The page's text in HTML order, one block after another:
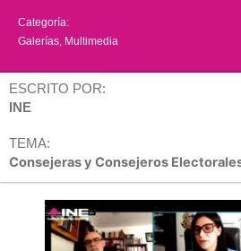
Categoría:
Galerías Multimedia
ESCRITO POR:
INE
TEMA:
Consejeras y Consejeros